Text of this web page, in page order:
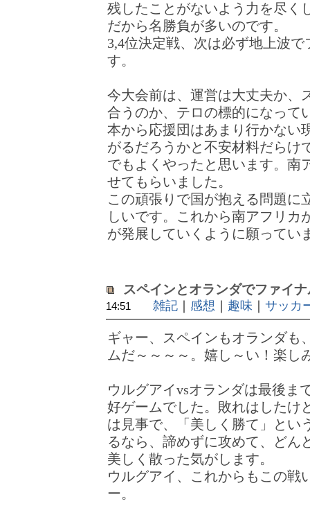
残したことがないよう力を尽く
だから名勝負が多いのです。
3,4位決定戦、次は必ず地上波
す。
今大会前は、運営は大丈夫か、
合うのか、テロの標的になって
本から応援団はあまり行かない
がるだろうかと不安材料だらけ
でもよくやったと思います。南
せてもらいました。
この頑張りで国が抱える問題に
しいです。これから南アフリカ
が発展していくように願ってい
スペインとオランダでファイ
14:51 雑記｜ 感想 ｜ 趣味 ｜ サッカ
ギャー、スペインもオランダも
ムだ～～～～。嬉し～い！楽し
ウルグアイvsオランダは最後ま
好ゲームでした。敗れはしたけ
は見事で、「美しく勝て」とい
るなら、諦めずに攻めて、どん
美しく散った気がします。
ウルグアイ、これからもこの戦
ー。